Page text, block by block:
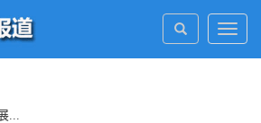
...